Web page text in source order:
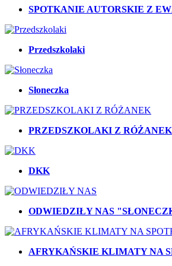
SPOTKANIE AUTORSKIE Z
Przedszkolaki
Słoneczka
PRZEDSZKOLAKI Z RÓŻANEK
DKK
ODWIEDZIŁY NAS
AFRYKAŃSKIE KLIMATY NA